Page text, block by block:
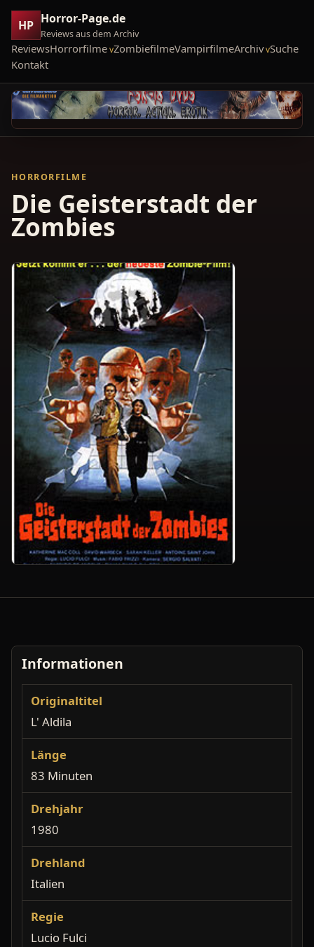
HP Horror-Page.de
Reviews aus dem Archiv
ReviewsHorrorfilme ZombiefilmeVampirfilmeArchiv Suche
Kontakt
HORRORFILME
Die Geisterstadt der
Zombies
Informationen
Originaltitel
L' Aldila
Länge
83 Minuten
Drehjahr
1980
Drehland
Italien
Regie
Lucio Fulci